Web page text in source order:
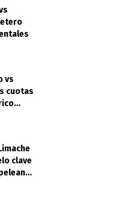
vs
cuotas
clave